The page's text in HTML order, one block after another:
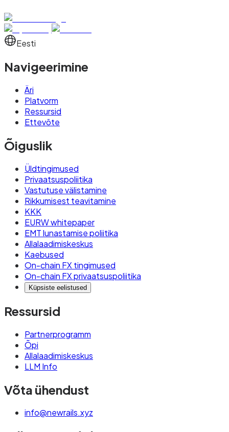
Eesti
Navigeerimine
Äri
Platvorm
Ressursid
Ettevõte
Õiguslik
Üldtingimused
Privaatsuspoliitika
Vastutuse välistamine
Rikkumisest teavitamine
KKK
EURW whitepaper
EMT lunastamise poliitika
Allalaadimiskeskus
Kaebused
On-chain FX tingimused
On-chain FX privaatsuspoliitika
Küpsiste eelistused
Ressursid
Partnerprogramm
Õpi
Allalaadimiskeskus
LLM Info
Võta ühendust
info@newrails.xyz